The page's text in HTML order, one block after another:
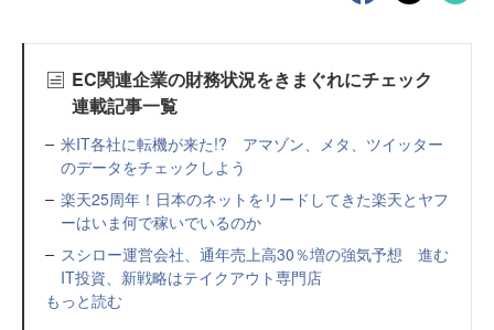
EC関連企業の財務状況をきまぐれにチェック
連載記事一覧
米IT各社に転機が来た!? アマゾン、メタ、ツイッター
のデータをチェックしよう
楽天25周年！日本のネットをリードしてきた楽天とヤフ
ーはいま何で稼いでいるのか
スシロー運営会社、通年売上高30％増の強気予想 進む
IT投資、新戦略はテイクアウト専門店
もっと読む